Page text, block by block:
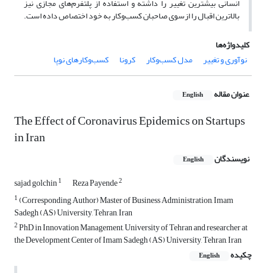
انسانی بیشترین تغییر را داشته‌ و استفاده از پلتفرم‌های مجازی نیز
بالاترین اقبال را ازسوی صاحبان کسب‌وکار به خود اختصاص داده است.
کلیدواژه‌ها
نوآوری و تغییر
مدل کسب‌وکار کرونا کسب‌وکارهای نوپا
عنوان مقاله English
The Effect of Coronavirus Epidemics on Startups
in Iran
نویسندگان English
sajad golchin1 Reza Payende2
1(Corresponding Author) Master of Business Administration, Imam
Sadegh (AS) University, Tehran, Iran
2PhD in Innovation Management, University of Tehran and researcher at
the Development Center of Imam Sadegh (AS) University, Tehran, Iran
چکیده
English